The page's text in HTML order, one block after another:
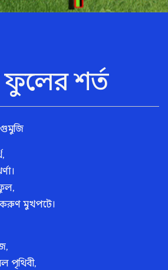
শর্ত
গুমুজি
মুখপটে।
পৃথিবী,